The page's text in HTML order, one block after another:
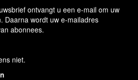
ontvangt u een e-mail om uw
Daarna wordt uw e-mailadres
abonnees.
niet.